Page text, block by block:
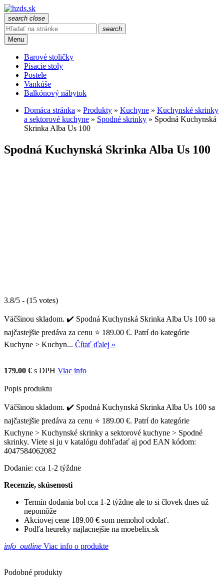
search close
search
Menu
Barové stoličky
Písacie stoly
Postele
Vankúše
Balkónový nábytok
Domáca stránka » Produkty » Kuchyne » Kuchynské skrinky
a sektorové kuchyne » Spodné skrinky » Spodná Kuchynská
Skrinka Alba Us 100
Spodná Kuchynská Skrinka Alba Us 100
3.8/5 - (15 votes)
Väčšinou skladom. ✔️ Spodná Kuchynská Skrinka Alba Us 100 sa
najčastejšie predáva za cenu ⭐ 189.00 €. Patrí do kategórie
Kuchyne > Kuchyn... Čítať ďalej »
179.00 € s DPH Viac info
Popis produktu
Väčšinou skladom. ✔️ Spodná Kuchynská Skrinka Alba Us 100 sa
najčastejšie predáva za cenu ⭐ 189.00 €. Patrí do kategórie
Kuchyne > Kuchynské skrinky a sektorové kuchyne > Spodné
skrinky. Viete si ju v katalógu dohľadať aj pod EAN kódom:
4047584062082
Dodanie: cca 1-2 týždne
Recenzie, skúsenosti
Termín dodania bol cca 1-2 týždne ale to si človek dnes už
nepomôže
Akciovej cene 189.00 € som nemohol odolať.
Podľa heureky najlacnejšie na moebelix.sk
info_outline Viac info o produkte
Podobné produkty